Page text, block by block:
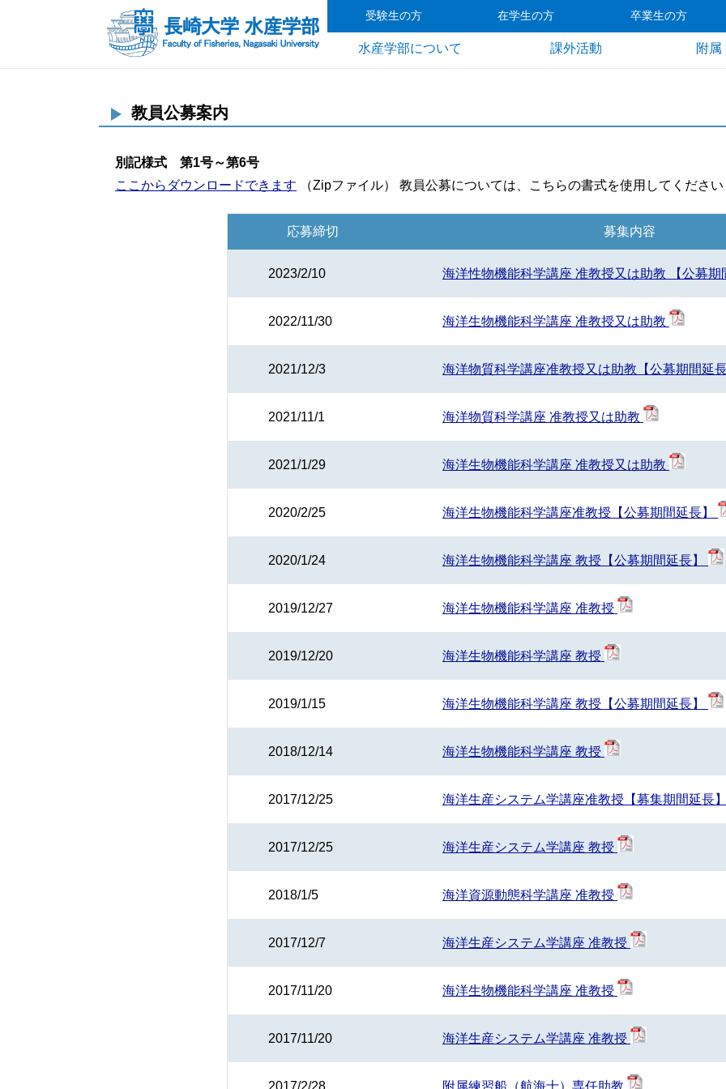
受験生の方 在学生の方 卒業生の方
水産学部について 課外活動 附属
教員公募案内
別記様式 第1号～第6号
ここからダウンロードできます
（Zipファイル） 教員公募については、こちらの書式を使用してください
応募締切 募集内容
2023/2/10 海洋性物機能科学講座 准教授又は助教 【公募
2022/11/30 海洋生物機能科学講座 准教授又は助教
2021/12/3 海洋物質科学講座准教授又は助教【公募期間延
2021/11/1 海洋物質科学講座 准教授又は助教
2021/1/29 海洋生物機能科学講座 准教授又は助教
2020/2/25 海洋生物機能科学講座准教授【公募期間延長】
2020/1/24 海洋生物機能科学講座 教授【公募期間延長】
2019/12/27 海洋生物機能科学講座 准教授
2019/12/20 海洋生物機能科学講座 教授
2019/1/15 海洋生物機能科学講座 教授【公募期間延長】
2018/12/14 海洋生物機能科学講座 教授
2017/12/25 海洋生産システム学講座准教授【募集期間延長
2017/12/25 海洋生産システム学講座 教授
2018/1/5 海洋資源動態科学講座 准教授
2017/12/7 海洋生産システム学講座 准教授
2017/11/20 海洋生物機能科学講座 准教授
2017/11/20 海洋生産システム学講座 准教授
2017/2/28 附属練習船（航海士）専任助教